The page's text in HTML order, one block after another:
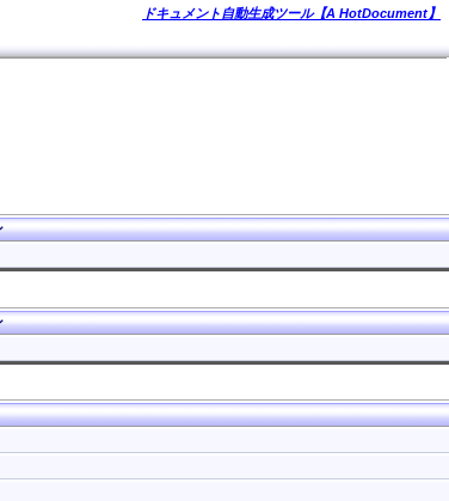
ドキュメント自動生成ツール【A HotDocument】